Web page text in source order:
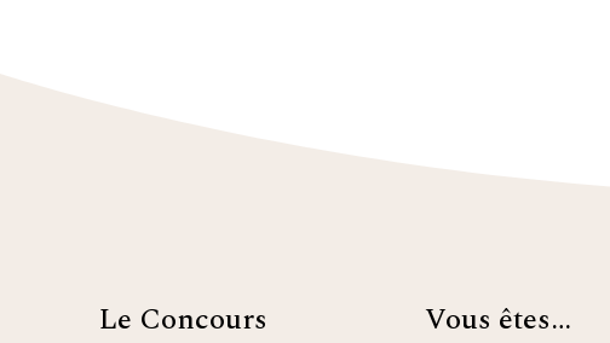
Le Concours Vous êtes…